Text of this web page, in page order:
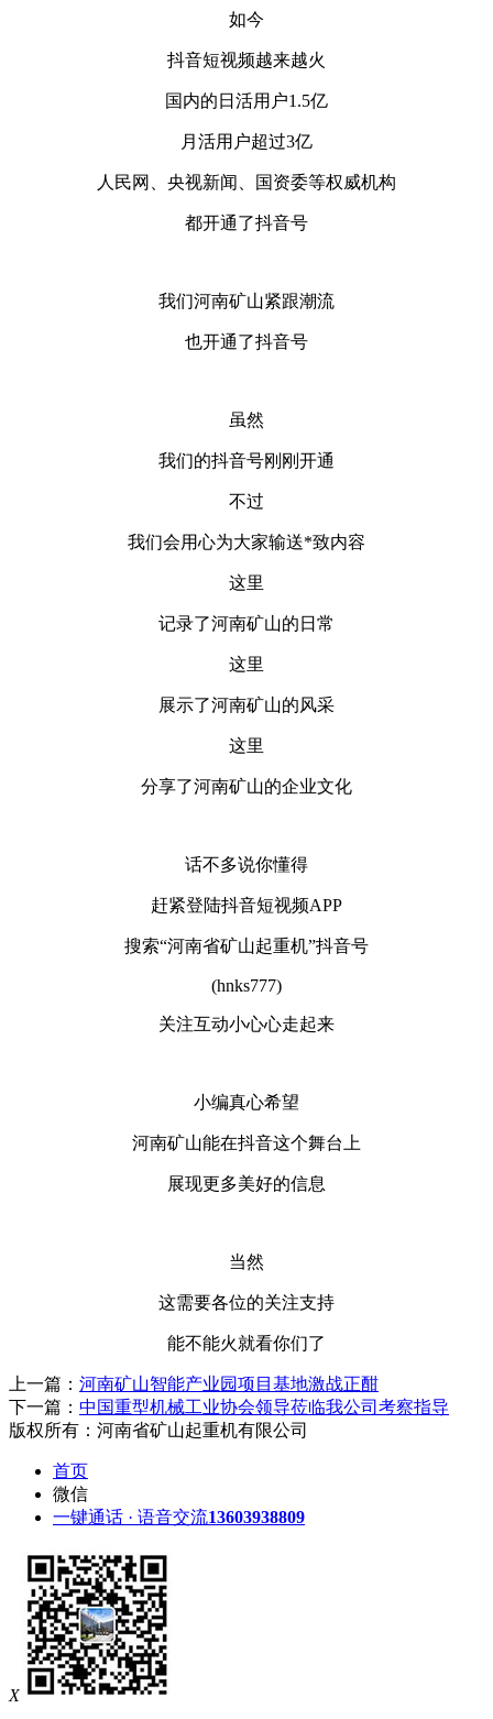
如今
抖音短视频越来越火
国内的日活用户1.5亿
月活用户超过3亿
人民网、央视新闻、国资委等权威机构
都开通了抖音号
我们河南矿山紧跟潮流
也开通了抖音号
虽然
我们的抖音号刚刚开通
不过
我们会用心为大家输送*致内容
这里
记录了河南矿山的日常
这里
展示了河南矿山的风采
这里
分享了河南矿山的企业文化
话不多说你懂得
赶紧登陆抖音短视频APP
搜索“河南省矿山起重机”抖音号
(hnks777)
关注互动小心心走起来
小编真心希望
河南矿山能在抖音这个舞台上
展现更多美好的信息
当然
这需要各位的关注支持
能不能火就看你们了
上一篇： 河南矿山智能产业园项目基地激战正酣
下一篇： 中国重型机械工业协会领导莅临我公司考察指导
版权所有：河南省矿山起重机有限公司
首页
微信
一键通话 · 语音交流13603938809
X